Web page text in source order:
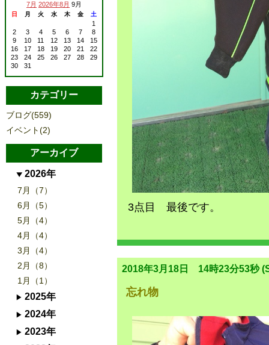
3点目 最後です。
2018年3月18日 14時23分53秒
忘れ物
7月 2026年8月 9月
日 月 火 水 木 金 土
1
2
3 4 5 6 7
8
9
10 11 12 13 14
15
16
17 18 19 20 21
22
23
24 25 26 27 28
29
30
31
カテゴリー
ブログ(559)
イベント(2)
アーカイブ
2026年
7月（7）
6月（5）
5月（4）
4月（4）
3月（4）
2月（8）
1月（1）
2025年
2024年
2023年